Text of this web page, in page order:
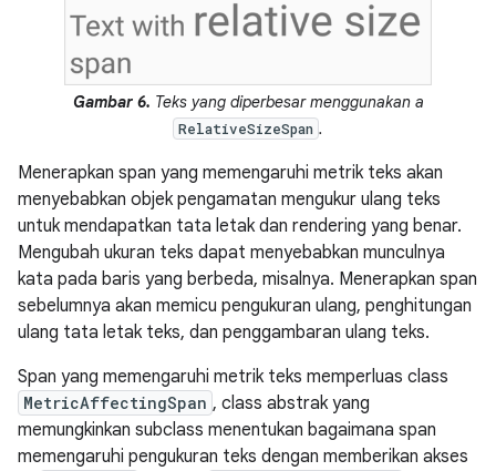
Gambar 6. Teks yang diperbesar menggunakan a
RelativeSizeSpan .
Menerapkan span yang memengaruhi metrik teks akan
menyebabkan objek pengamatan mengukur ulang teks
untuk mendapatkan tata letak dan rendering yang benar.
Mengubah ukuran teks dapat menyebabkan munculnya
kata pada baris yang berbeda, misalnya. Menerapkan span
sebelumnya akan memicu pengukuran ulang, penghitungan
ulang tata letak teks, dan penggambaran ulang teks.
Span yang memengaruhi metrik teks memperluas class
MetricAffectingSpan , class abstrak yang
memungkinkan subclass menentukan bagaimana span
memengaruhi pengukuran teks dengan memberikan akses